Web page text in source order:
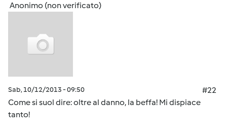
Anonimo (non verificato)
Sab, 10/12/2013 - 09:50
#22
Come si suol dire: oltre al danno, la beffa! Mi dispiace
tanto!